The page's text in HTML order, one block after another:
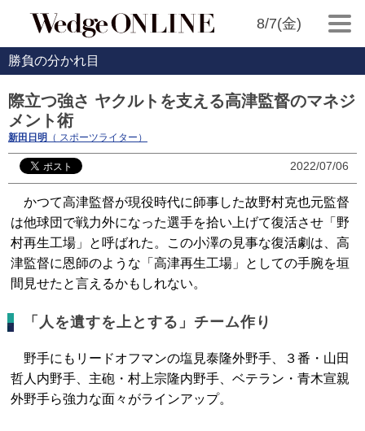
8/7(金)
勝負の分かれ目
際立つ強さ ヤクルトを支える高津監督のマネジ
メント術
新田日明 （ スポーツライター）
2022/07/06
かつて高津監督が現役時代に師事した故野村克也元監督
は他球団で戦力外になった選手を拾い上げて復活させ「野
村再生工場」と呼ばれた。この小澤の見事な復活劇は、高
津監督に恩師のような「高津再生工場」としての手腕を垣
間見せたと言えるかもしれない。
「人を遺すを上とする」チーム作り
野手にもリードオフマンの塩見泰隆外野手、３番・山田
哲人内野手、主砲・村上宗隆内野手、ベテラン・青木宣親
外野手ら強力な面々がラインアップ。